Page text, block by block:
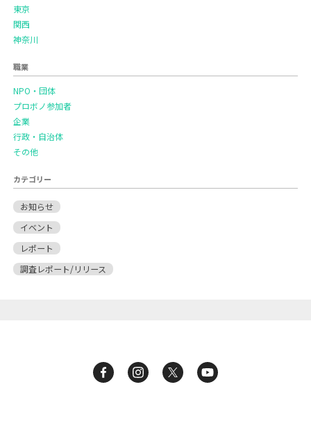
東京
関西
神奈川
職業
NPO・団体
プロボノ参加者
企業
行政・自治体
その他
カテゴリー
お知らせ
イベント
レポート
調査レポート/リリース